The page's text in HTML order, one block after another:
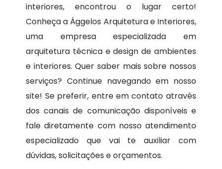
interiores, encontrou o lugar certo!
Conheça a Ággelos Arquitetura e Interiores,
uma empresa especializada em
arquitetura técnica e design de ambientes
e interiores. Quer saber mais sobre nossos
serviços? Continue navegando em nosso
site! Se preferir, entre em contato através
dos canais de comunicação disponíveis e
fale diretamente com nosso atendimento
especializado que vai te auxiliar com
dúvidas, solicitações e orçamentos.